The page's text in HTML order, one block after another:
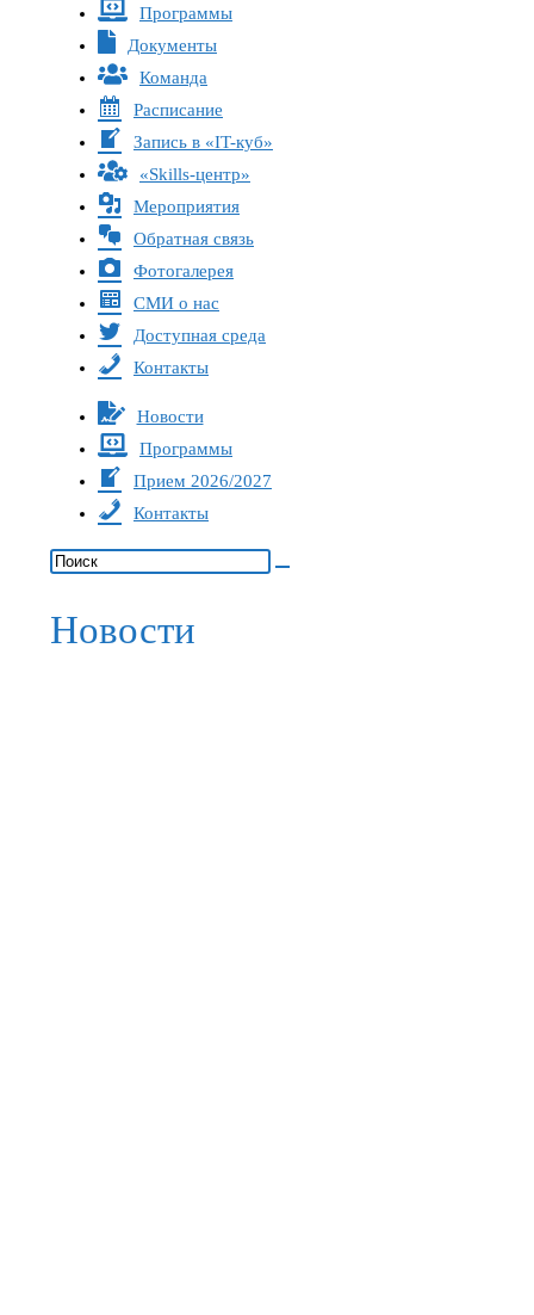
развернуть
свернуть
меню
Программы
Документы
Команда
Расписание
Запись в «IT-куб»
«Skills-центр»
Мероприятия
Обратная связь
Фотогалерея
СМИ о нас
Доступная среда
Контакты
Новости
Программы
Прием 2026/2027
Контакты
Новости